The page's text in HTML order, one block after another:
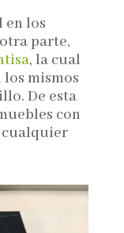
en los
parte,
, la cual
mismos
De esta
con
cualquier